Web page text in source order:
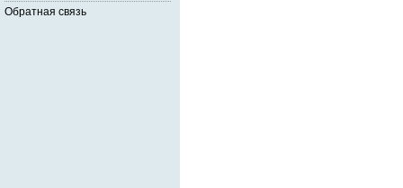
Обратная связь